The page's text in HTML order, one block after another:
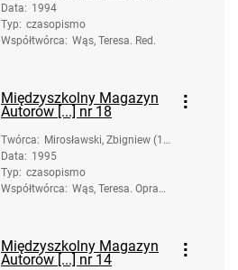
58-). Oprac.
Data: 1994
Typ: czasopismo
Współtwórca: Wąs, Teresa. Red.
Międzyszkolny Magazyn
Autorów [...] nr 18
Twórca: Mirosławski, Zbigniew (19
58-). Oprac.
Data: 1995
Typ: czasopismo
Współtwórca: Wąs, Teresa. Oprac.;
Międzyszkolny Magazyn
Autorów [...] nr 14